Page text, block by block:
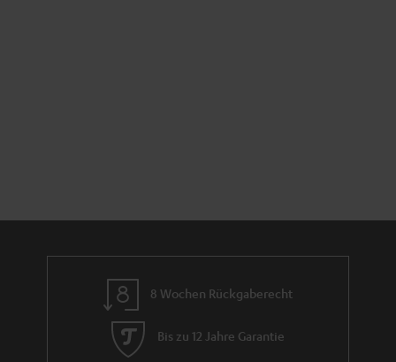
8 Wochen Rückgaberecht
Bis zu 12 Jahre Garantie